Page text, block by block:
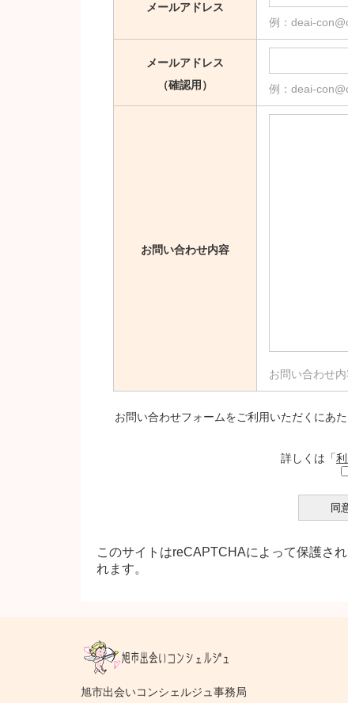
メールアドレス
例：deai-
メールアドレス
（確認用）
例：deai-
お問い合わせ内容
お問い合わせ内
お問い合わせフォームをご利用いただくにあ
詳しくは「
このサイトはreCAPTCHAによって保護さ
れます。
旭市出会いコンシェルジュ事務局